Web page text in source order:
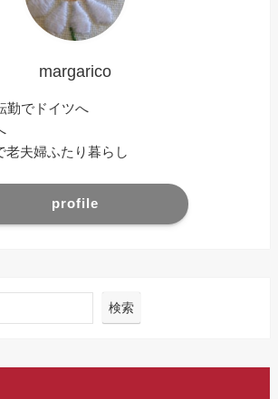
margarico
勤でドイツへ
老夫婦ふたり暮らし
profile
検索